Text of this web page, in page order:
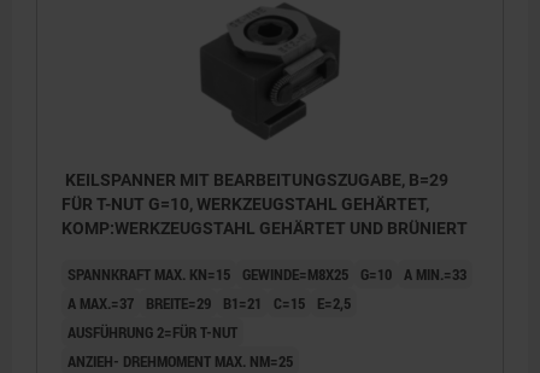
5) Hydraulik/Pneumatikzylinder
KEILSPANNER MIT BEARBEITUNGSZUGABE, B=29
FÜR T-NUT G=10, WERKZEUGSTAHL GEHÄRTET,
KOMP:WERKZEUGSTAHL GEHÄRTET UND BRÜNIERT
SPANNKRAFT MAX. KN=15 GEWINDE=M8X25 G=10 A MIN.=33
A MAX.=37
BREITE=29 B1=21 C=15
E=2,5
AUSFÜHRUNG 2=FÜR T-NUT
ANZIEH- DREHMOMENT MAX. NM=25